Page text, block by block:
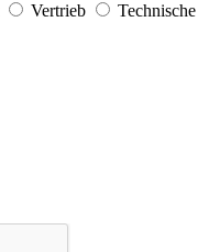
Vertrieb
Technische